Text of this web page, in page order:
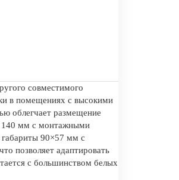
совместимого
в помещениях с высокими
облегчает размещение
140 мм с монтажными
габариты 90×57 мм с
позволяет адаптировать
с большинством белых